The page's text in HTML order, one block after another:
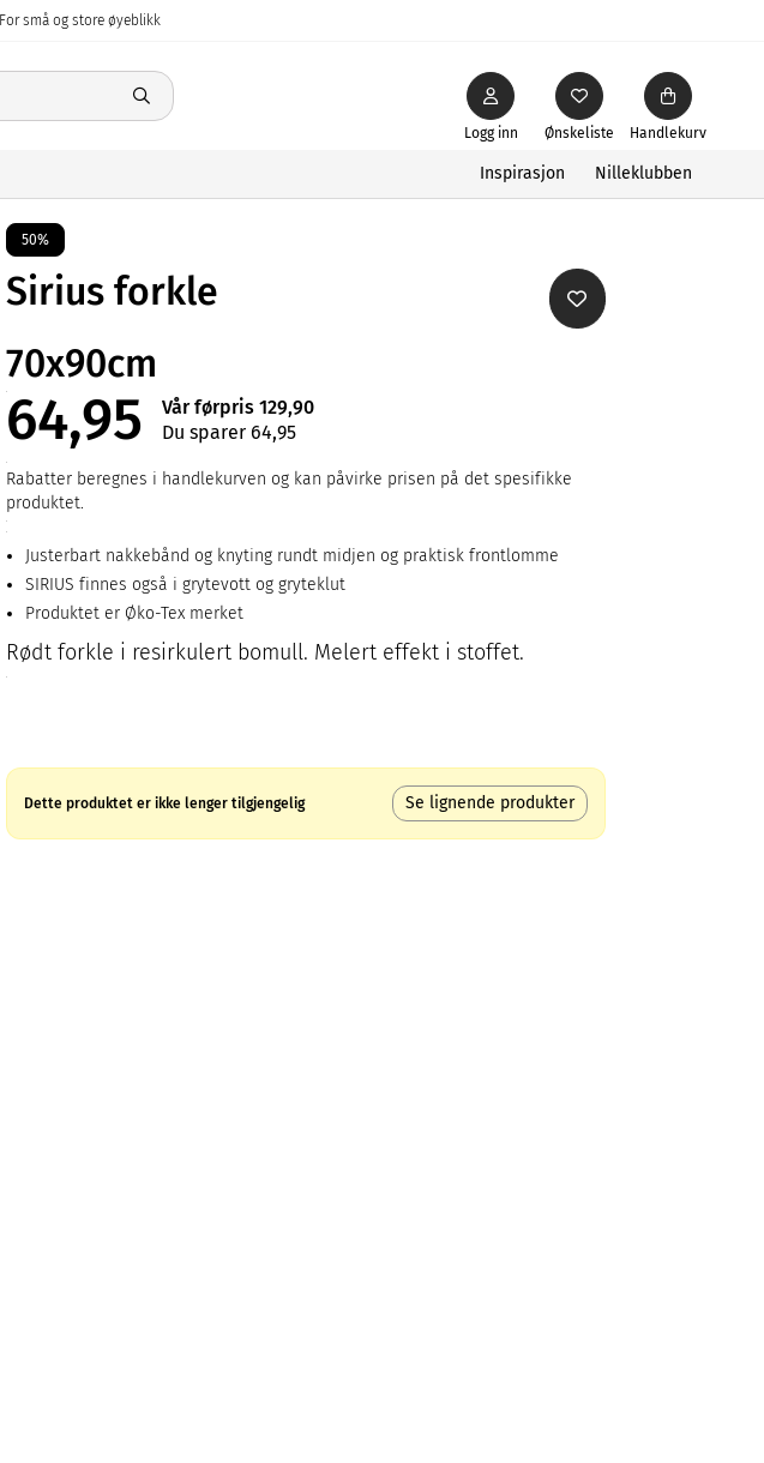
For små og store øyeblikk
Ønskeliste
Logg inn Handlekurv
Inspirasjon Nilleklubben
50%
Sirius forkle
70x90cm
64,95
Vår førpris 129,90
Du sparer 64,95
Rabatter beregnes i handlekurven og kan påvirke prisen på det spesifikke
produktet.
Justerbart nakkebånd og knyting rundt midjen og praktisk frontlomme
SIRIUS finnes også i grytevott og gryteklut
Produktet er Øko-Tex merket
Rødt forkle i resirkulert bomull. Melert effekt i stoffet.
Dette produktet er ikke lenger tilgjengelig Se lignende produkter